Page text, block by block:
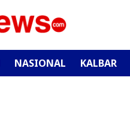
NASIONAL KALBAR